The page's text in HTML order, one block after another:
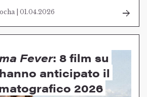
| 01.04.2026
Fever: 8 film su
anticipato il
2026